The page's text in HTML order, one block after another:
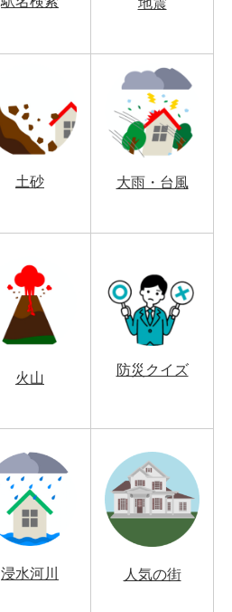
地震
土砂 大雨・台風
火山
防災クイズ
浸水河川 人気の街